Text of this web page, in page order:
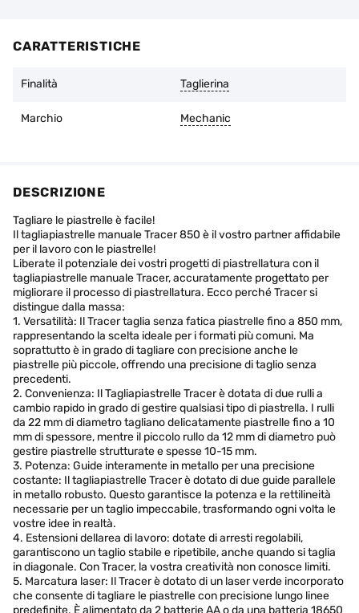
dell'utensile non sono state violate.
dell'altezza iniziale.
acquisto, se l'imballaggio originale è intatto e non ci sono
CARATTERISTICHE
Finalità Taglierina
Marchio Mechanic
DESCRIZIONE
Tagliare le piastrelle è facile!
Il tagliapiastrelle manuale Tracer 850 è il vostro partner affidabile
per il lavoro con le piastrelle!
Liberate il potenziale dei vostri progetti di piastrellatura con il
tagliapiastrelle manuale Tracer, accuratamente progettato per
migliorare il processo di piastrellatura. Ecco perché Tracer si
distingue dalla massa:
1. Versatilità: Il Tracer taglia senza fatica piastrelle fino a 850 mm,
rappresentando la scelta ideale per i formati più comuni. Ma
soprattutto è in grado di tagliare con precisione anche le
piastrelle più piccole, offrendo una precisione di taglio senza
precedenti.
2. Convenienza: Il Tagliapiastrelle Tracer è dotata di due rulli a
cambio rapido in grado di gestire qualsiasi tipo di piastrella. I rulli
da 22 mm di diametro tagliano delicatamente piastrelle fino a 10
mm di spessore, mentre il piccolo rullo da 12 mm di diametro può
gestire piastrelle strutturate e spesse 10-15 mm.
3. Potenza: Guide interamente in metallo per una precisione
costante: Il tagliapiastrelle Tracer è dotato di due guide parallele
in metallo robusto. Questo garantisce la potenza e la rettilineità
necessarie per un taglio impeccabile, trasformando ogni volta le
vostre idee in realtà.
4. Estensioni dellarea di lavoro: dotate di arresti regolabili,
garantiscono un taglio stabile e ripetibile, anche quando si taglia
in diagonale. Con Tracer, la vostra creatività non conosce limiti.
5. Marcatura laser: Il Tracer è dotato di un laser verde incorporato
che consente di tagliare le piastrelle con precisione lungo linee
predefinite. È alimentato da 2 batterie AA o da una batteria 18650